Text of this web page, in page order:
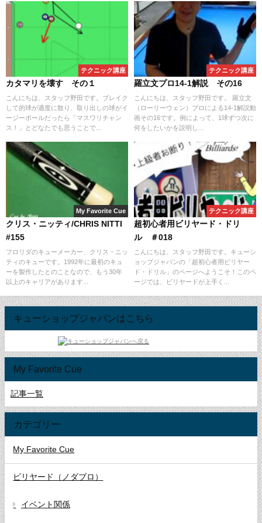
テクニック講座
カタマリを壊す その１
こんにちは、スタッフ野田です。ブレイク
して的球が適度に散り、取り出しの球がイ
ージーボールだったら「マスワリチャン
ス！」とどなたでも思うことで...
テクニック講座
羅立文プロ14-1解説 その16
こんにちは、スタッフ野田です。 羅立文
（ローリーウェン）プロによる14-1解説動
画その16です。例によって、1球ずつ次に
何をしたいかを説明し...
My Favorite Cue
クリス・ニッティ/CHRIS NITTI
#155
フロリダのキューメーカー、クリス・ニッ
ティのキューです。1992年に最初のキュ
ーを製作したとのことなので、もう30年
以上のキャリアがあります...
テクニック講座
超初心者用ビリヤード・ドリ
ル ＃018
こんにちは、スタッフ野田です。キューシ
ョップジャパンの「超初心者用ビリヤー
ド・ドリル」のページへようこそ！このペ
ージでは、ビリヤードが上手く...
キューショップジャパンはこちら
My Favorite Cue
記事一覧
カテゴリー
My Favorite Cue
ビリヤード（ノダブロ）
イベント関係